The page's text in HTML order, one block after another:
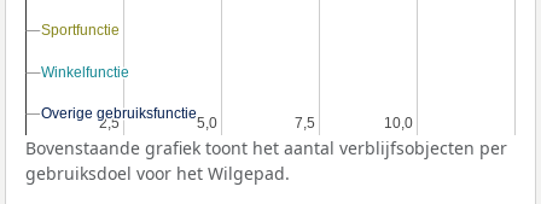
2,5
2,5 5,0
5,0 7,5
7,5 10,0
10,0
Sportfunctie
Sportfunctie
Winkelfunctie
Winkelfunctie
Overige gebruiksfunctie
Overige gebruiksfunctie
Bovenstaande grafiek toont het aantal verblijfsobjecten per
gebruiksdoel voor het Wilgepad.